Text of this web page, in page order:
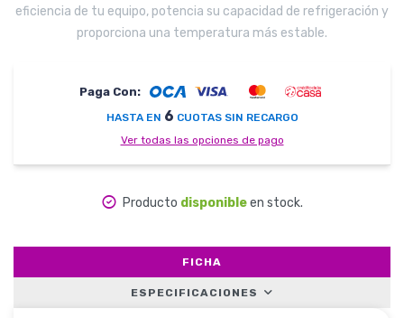
eficiencia de tu equipo, potencia su capacidad de refrigeración y
proporciona una temperatura más estable.
Paga Con:
HASTA EN 6 CUOTAS SIN RECARGO
Ver todas las opciones de pago
Producto disponibleen stock.
FICHA
ESPECIFICACIONES
Bebés y Niños